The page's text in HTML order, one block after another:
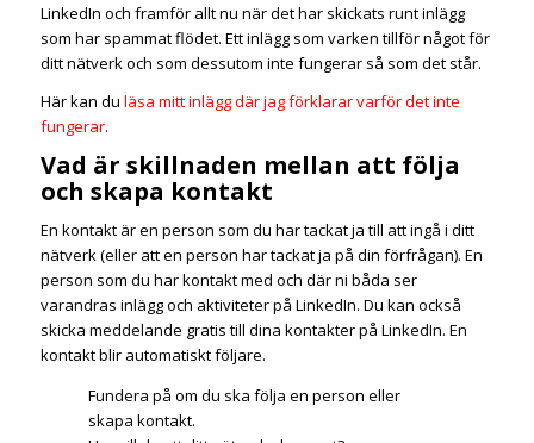
LinkedIn och framför allt nu när det har skickats runt inlägg
som har spammat flödet. Ett inlägg som varken tillför något för
ditt nätverk och som dessutom inte fungerar så som det står.
Här kan du läsa mitt inlägg där jag förklarar varför det inte
fungerar.
Vad är skillnaden mellan att följa
och skapa kontakt
En kontakt är en person som du har tackat ja till att ingå i ditt
nätverk (eller att en person har tackat ja på din förfrågan). En
person som du har kontakt med och där ni båda ser
varandras inlägg och aktiviteter på LinkedIn. Du kan också
skicka meddelande gratis till dina kontakter på LinkedIn. En
kontakt blir automatiskt följare.
Fundera på om du ska följa en person eller
skapa kontakt.